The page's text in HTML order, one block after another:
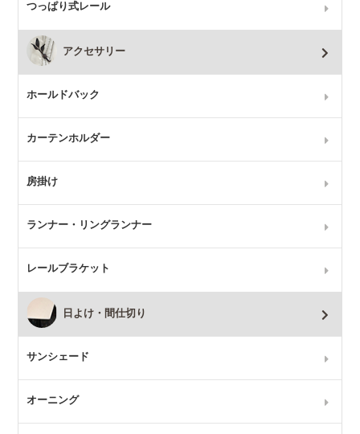
つっぱり式レール
アクセサリー
ホールドバック
カーテンホルダー
房掛け
ランナー・リングランナー
レールブラケット
日よけ・間仕切り
サンシェード
オーニング